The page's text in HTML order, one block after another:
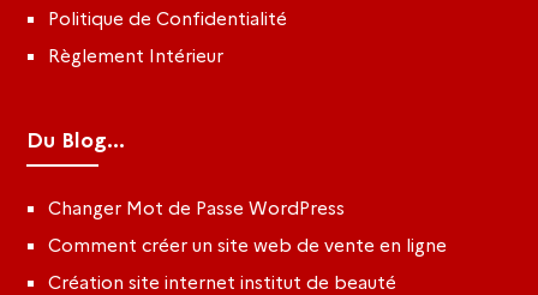
Politique de Confidentialité
Règlement Intérieur
Du Blog...
Changer Mot de Passe WordPress
Comment créer un site web de vente en ligne
Création site internet institut de beauté